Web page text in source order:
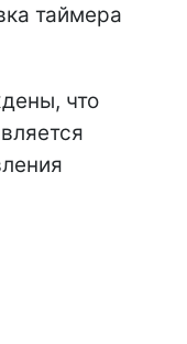
таймера
что